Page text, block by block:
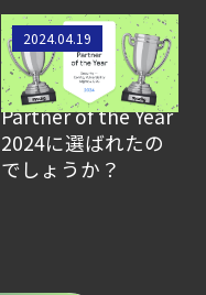
なぜ、Sysdigは
Google Cloud
Technology
Partner of the Year
2024に選ばれたの
でしょうか？
2024.04.19